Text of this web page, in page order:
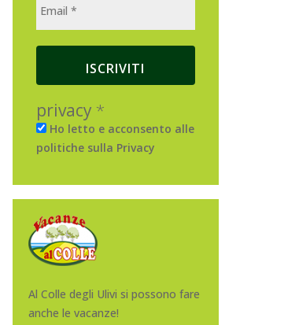
privacy *
Ho letto e acconsento alle
politiche sulla Privacy
Al Colle degli Ulivi si possono fare
anche le vacanze!